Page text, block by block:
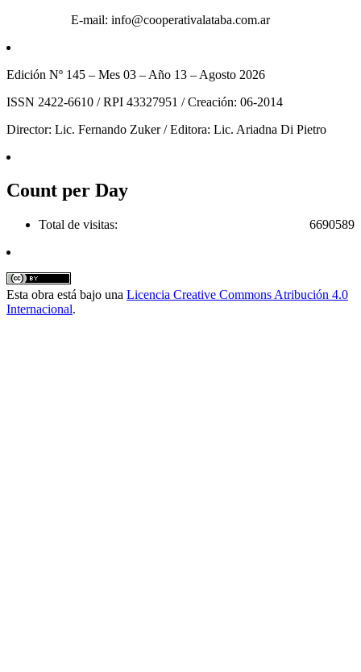
E-mail: info@cooperativalataba.com.ar
Edición Nº 145 – Mes 03 – Año 13 – Agosto 2026
ISSN 2422-6610 / RPI 43327951 / Creación: 06-2014
Director: Lic. Fernando Zuker / Editora: Lic. Ariadna Di Pietro
Count per Day
6690589
Total de visitas:
Esta obra está bajo una Licencia Creative Commons Atribución 4.0
Internacional.